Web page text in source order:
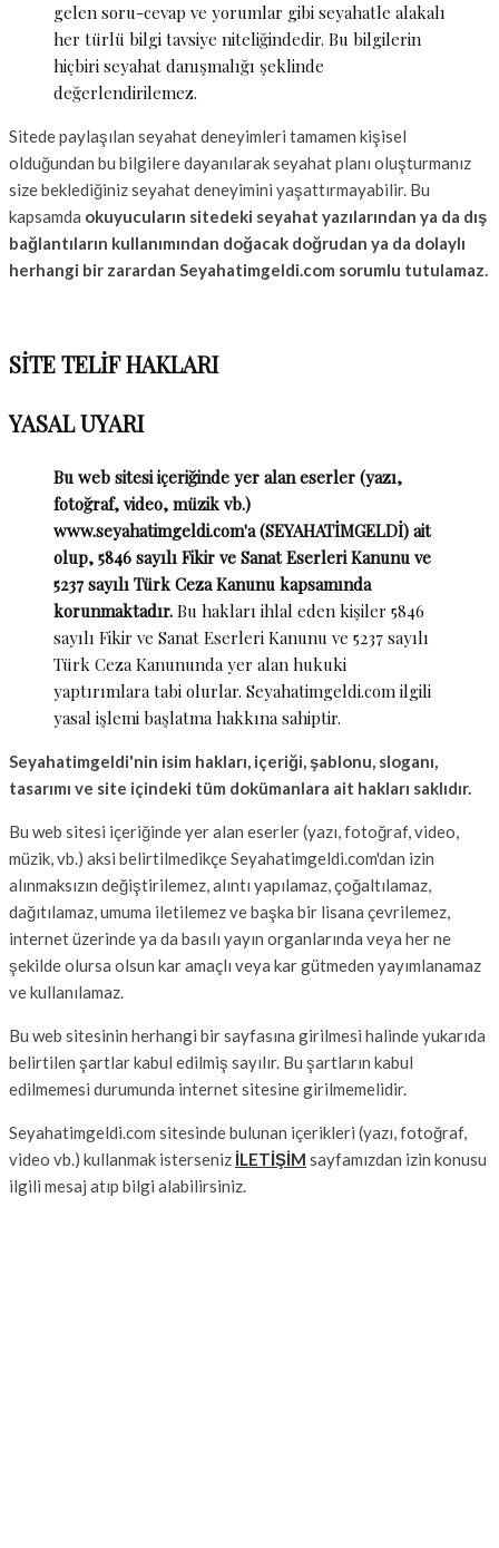
gelen soru-cevap ve yorumlar gibi seyahatle alakalı
her türlü bilgi tavsiye niteliğindedir. Bu bilgilerin
hiçbiri seyahat danışmalığı şeklinde
değerlendirilemez.
Sitede paylaşılan seyahat deneyimleri tamamen kişisel
olduğundan bu bilgilere dayanılarak seyahat planı oluşturmanız
size beklediğiniz seyahat deneyimini yaşattırmayabilir. Bu
kapsamda okuyucuların sitedeki seyahat yazılarından ya da dış
bağlantıların kullanımından doğacak doğrudan ya da dolaylı
herhangi bir zarardan Seyahatimgeldi.com sorumlu tutulamaz.
SİTE TELİF HAKLARI
YASAL UYARI
Bu web sitesi içeriğinde yer alan eserler (yazı,
fotoğraf, video, müzik vb.)
www.seyahatimgeldi.com'a (SEYAHATİMGELDİ) ait
olup, 5846 sayılı Fikir ve Sanat Eserleri Kanunu ve
5237 sayılı Türk Ceza Kanunu kapsamında
korunmaktadır. Bu hakları ihlal eden kişiler 5846
sayılı Fikir ve Sanat Eserleri Kanunu ve 5237 sayılı
Türk Ceza Kanununda yer alan hukuki
yaptırımlara tabi olurlar. Seyahatimgeldi.com ilgili
yasal işlemi başlatma hakkına sahiptir.
Seyahatimgeldi'nin isim hakları, içeriği, şablonu, sloganı,
tasarımı ve site içindeki tüm dokümanlara ait hakları saklıdır.
Bu web sitesi içeriğinde yer alan eserler (yazı, fotoğraf, video,
müzik, vb.) aksi belirtilmedikçe Seyahatimgeldi.com'dan izin
alınmaksızın değiştirilemez, alıntı yapılamaz, çoğaltılamaz,
dağıtılamaz, umuma iletilemez ve başka bir lisana çevrilemez,
internet üzerinde ya da basılı yayın organlarında veya her ne
şekilde olursa olsun kar amaçlı veya kar gütmeden yayımlanamaz
ve kullanılamaz.
Bu web sitesinin herhangi bir sayfasına girilmesi halinde yukarıda
belirtilen şartlar kabul edilmiş sayılır. Bu şartların kabul
edilmemesi durumunda internet sitesine girilmemelidir.
Seyahatimgeldi.com sitesinde bulunan içerikleri (yazı, fotoğraf,
video vb.) kullanmak isterseniz İLETİŞİM sayfamızdan izin konusu
ilgili mesaj atıp bilgi alabilirsiniz.